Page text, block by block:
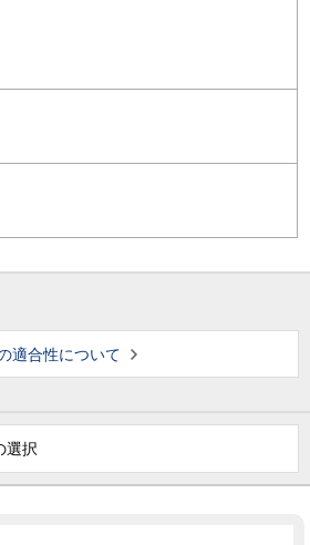
適合性について
選択